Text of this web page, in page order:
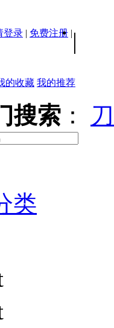
登录 | 免费注册 | |
的收藏 我的推荐
搜索 ：
类